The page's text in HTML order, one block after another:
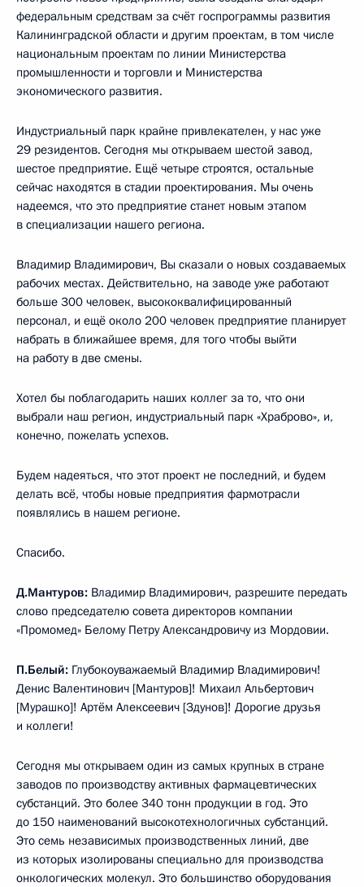
федеральным средствам за счёт госпрограммы развития
Калининградской области и другим проектам, в том числе
национальным проектам по линии Министерства
промышленности и торговли и Министерства
экономического развития.
Индустриальный парк крайне привлекателен, у нас уже
29 резидентов. Сегодня мы открываем шестой завод,
шестое предприятие. Ещё четыре строятся, остальные
сейчас находятся в стадии проектирования. Мы очень
надеемся, что это предприятие станет новым этапом
в специализации нашего региона.
Владимир Владимирович, Вы сказали о новых создаваемых
рабочих местах. Действительно, на заводе уже работают
больше 300 человек, высококвалифицированный
персонал, и ещё около 200 человек предприятие планирует
набрать в ближайшее время, для того чтобы выйти
на работу в две смены.
Хотел бы поблагодарить наших коллег за то, что они
выбрали наш регион, индустриальный парк «Храброво», и,
конечно, пожелать успехов.
Будем надеяться, что этот проект не последний, и будем
делать всё, чтобы новые предприятия фармотрасли
появлялись в нашем регионе.
Спасибо.
Д.Мантуров: Владимир Владимирович, разрешите передать
слово председателю совета директоров компании
«Промомед» Белому Петру Александровичу из Мордовии.
П.Белый: Глубокоуважаемый Владимир Владимирович!
Денис Валентинович [Мантуров]! Михаил Альбертович
[Мурашко]! Артём Алексеевич [Здунов]! Дорогие друзья
и коллеги!
Сегодня мы открываем один из самых крупных в стране
заводов по производству активных фармацевтических
субстанций. Это более 340 тонн продукции в год. Это
до 150 наименований высокотехнологичных субстанций.
Это семь независимых производственных линий, две
из которых изолированы специально для производства
онкологических молекул. Это большинство оборудования